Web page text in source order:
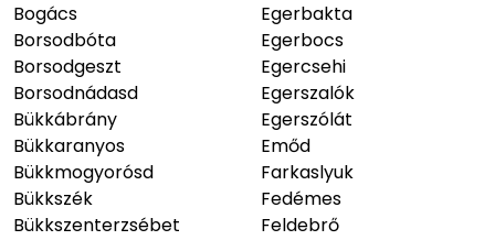
Bogács
Borsodbóta
Borsodgeszt
Borsodnádasd
Bükkábrány
Bükkaranyos
Bükkmogyorósd
Bükkszék
Bükkszenterzsébet
Egerbakta
Egerbocs
Egercsehi
Egerszalók
Egerszólát
Emőd
Farkaslyuk
Fedémes
Feldebrő